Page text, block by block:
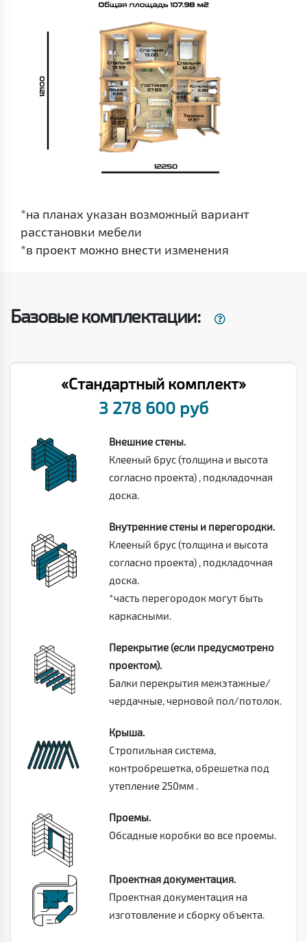
*на планах указан возможный вариант
расстановки мебели
*в проект можно внести изменения
Базовые комплектации:
«Стандартный комплект»
3 278 600 руб
Внешние стены.
Клееный брус (толщина и высота
согласно проекта) , подкладочная
доска.
Внутренние стены и перегородки.
Клееный брус (толщина и высота
согласно проекта) , подкладочная
доска.
*часть перегородок могут быть
каркасными.
Перекрытие (если предусмотрено
проектом).
Балки перекрытия межэтажные/
чердачные, черновой пол/потолок.
Крыша.
Стропильная система,
контробрешетка, обрешетка под
утепление 250мм .
Проемы.
Обсадные коробки во все проемы.
Проектная документация.
Проектная документация на
изготовление и сборку объекта.